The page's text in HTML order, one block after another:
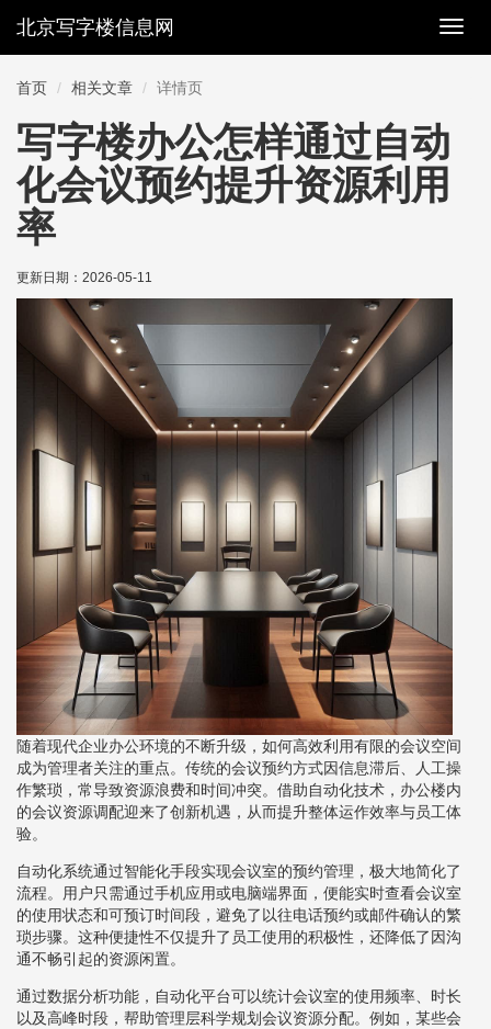
切
北京写字楼信息网
首页 相关文章 详情页
写字楼办公怎样通过自动
化会议预约提升资源利用
率
更新日期： 2026-05-11
随着现代企业办公环境的不断升级，如何高效利用有限的会议空间
成为管理者关注的重点。传统的会议预约方式因信息滞后、人工操
作繁琐，常导致资源浪费和时间冲突。借助自动化技术，办公楼内
的会议资源调配迎来了创新机遇，从而提升整体运作效率与员工体
验。
自动化系统通过智能化手段实现会议室的预约管理，极大地简化了
流程。用户只需通过手机应用或电脑端界面，便能实时查看会议室
的使用状态和可预订时间段，避免了以往电话预约或邮件确认的繁
琐步骤。这种便捷性不仅提升了员工使用的积极性，还降低了因沟
通不畅引起的资源闲置。
通过数据分析功能，自动化平台可以统计会议室的使用频率、时长
以及高峰时段，帮助管理层科学规划会议资源分配。例如，某些会